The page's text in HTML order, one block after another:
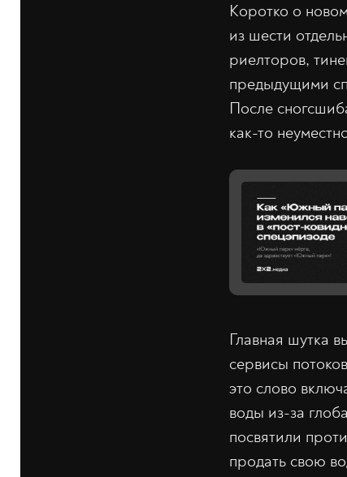
Коротко о
из шести
риелторов,
предыдущими
После
как-то
Главная шутка
сервисы
это слово
воды из-за
посвятили
продать свою